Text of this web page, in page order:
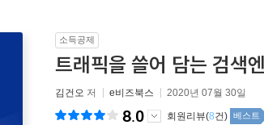
소득공제
트래픽을 쓸어 담는 검색
김건오 저 e비즈북스 2020년 07월 30일
8.0 회원리뷰(8건) 베스트